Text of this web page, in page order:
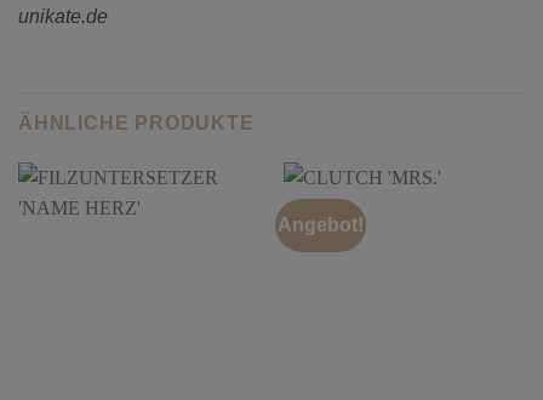
unikate.de
ÄHNLICHE PRODUKTE
Angebot!